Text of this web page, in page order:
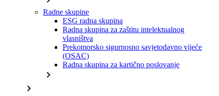
Radne skupine
ESG radna skupina
Radna skupina za zaštitu intelektualnog
vlasništva
Prekomorsko sigurnosno savjetodavno vijeće
(OSAC)
Radna skupina za kartično poslovanje
chevron_right
chevron_right